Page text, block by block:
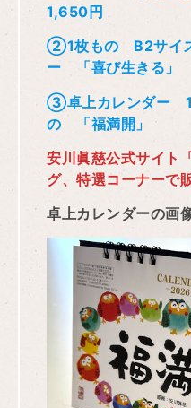
1,650円
②1枚もの B2サイ
ー 「喜び生き
③卓上カレンダー
の 「福満開」
安川眞慈公式サイト
グ、特選コーナーで
卓上カレンダーの画